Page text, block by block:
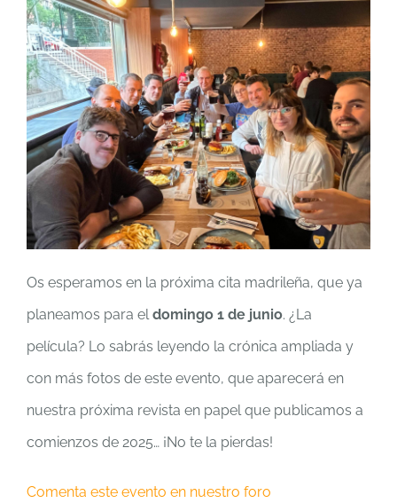
Os esperamos en la próxima cita madrileña, que ya
planeamos para eldomingo 1 de junio. ¿La
película? Lo sabrás leyendo la crónica ampliada y
con más fotos de este evento, que aparecerá en
nuestra próxima revista en papel que publicamos a
comienzos de 2025… ¡No te la pierdas!
Comenta este evento en nuestro foro